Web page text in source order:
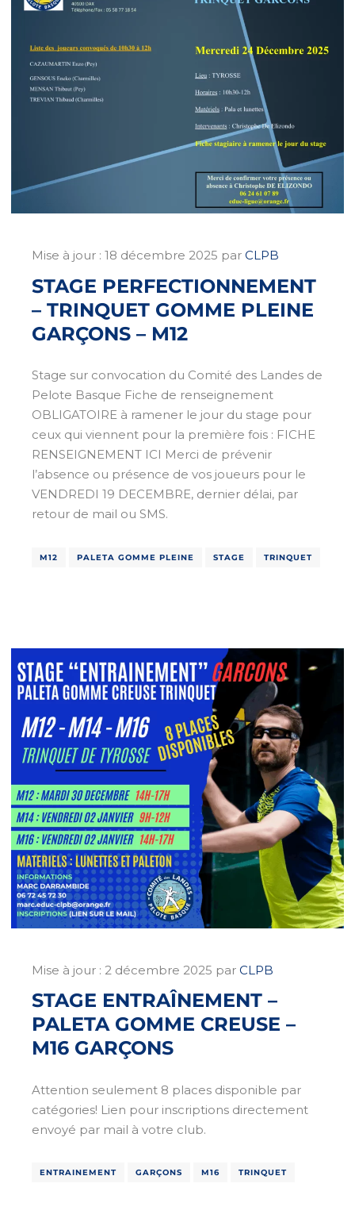
Mise à jour : 18 décembre 2025 par CLPB
STAGE PERFECTIONNEMENT
– TRINQUET GOMME PLEINE
GARÇONS – M12
Stage sur convocation du Comité des Landes de
Pelote Basque Fiche de renseignement
OBLIGATOIRE à ramener le jour du stage pour
ceux qui viennent pour la première fois : FICHE
RENSEIGNEMENT ICI Merci de prévenir
l’absence ou présence de vos joueurs pour le
VENDREDI 19 DECEMBRE, dernier délai, par
retour de mail ou SMS.
M12 PALETA GOMME PLEINE STAGE TRINQUET
Mise à jour : 2 décembre 2025 par CLPB
STAGE ENTRAÎNEMENT –
PALETA GOMME CREUSE –
M16 GARÇONS
Attention seulement 8 places disponible par
catégories! Lien pour inscriptions directement
envoyé par mail à votre club.
ENTRAINEMENT GARÇONS M16 TRINQUET